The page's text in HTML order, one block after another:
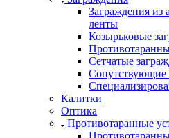
Заграждения из
ленты
Козырьковые
Сетчатые
Сопутствующие
Калитки
Оптика
Противотаранные